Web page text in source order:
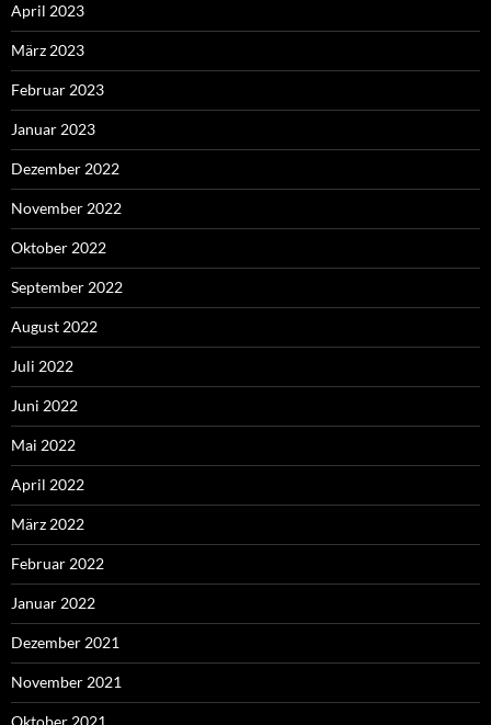
April 2023
März 2023
Februar 2023
Januar 2023
Dezember 2022
November 2022
Oktober 2022
September 2022
August 2022
Juli 2022
Juni 2022
Mai 2022
April 2022
März 2022
Februar 2022
Januar 2022
Dezember 2021
November 2021